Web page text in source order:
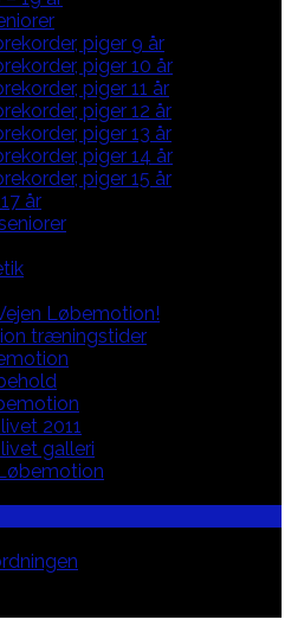
piger 9 år
piger 10 år
piger 11 år
piger 12 år
piger 13 år
piger 14 år
piger 15 år
år
Løbemotion!
træningstider
2011
galleri